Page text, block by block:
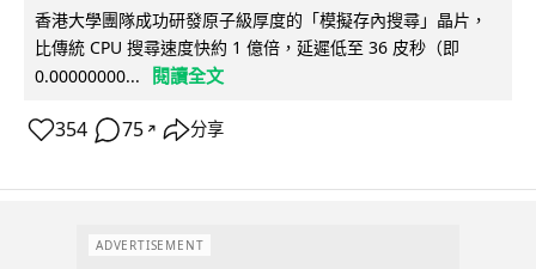
香港大學團隊成功研發原子級厚度的「模擬存內搜尋」晶片，
比傳統 CPU 搜尋速度快約 1 億倍，延遲低至 36 皮秒（即
0.00000000...
閱讀全文
354 75 ↗ 分享
ADVERTISEMENT